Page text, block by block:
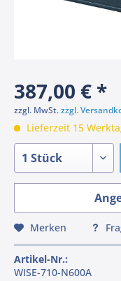
387,00 € *
zzgl. MwSt.zzgl.
Lieferzeit 15
Merken
Artikel-Nr.:
WISE-710-N600A